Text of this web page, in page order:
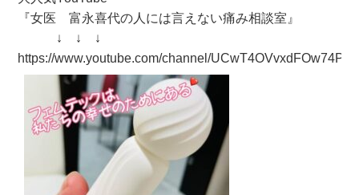
『女医 富永喜代の人には言えない痛み相談室』
↓ ↓ ↓
https://www.youtube.com/channel/